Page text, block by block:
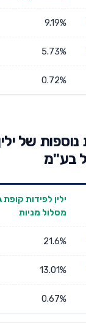
9.19%
5.73%
0.72%
של
בע"מ
שנתית 3
תשואהילין לפידות
מסלול מניות
21.6%
13.01%
0.67%